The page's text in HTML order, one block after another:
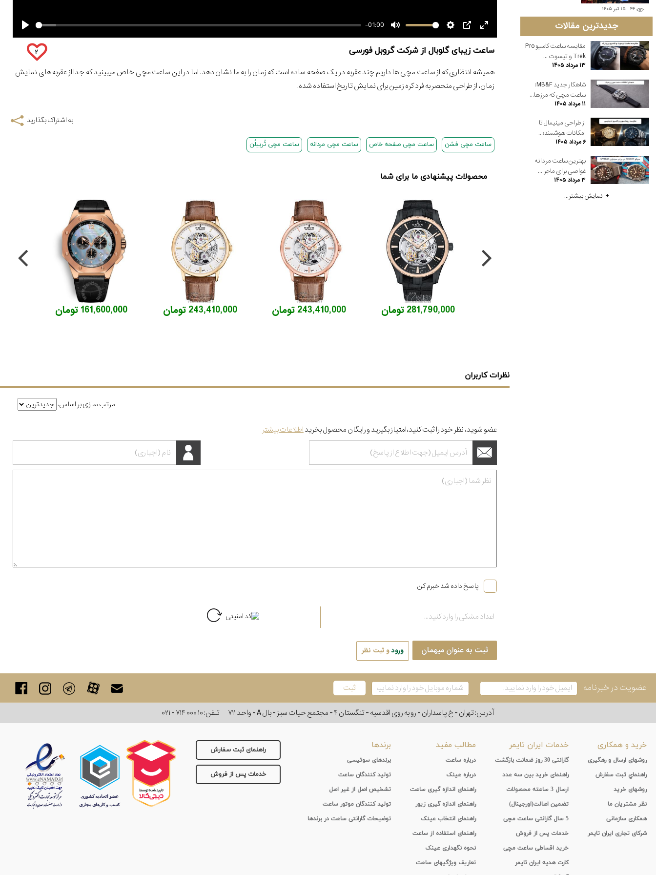
-01:00
ساعت زیبای گلوبال از شرکت گروبل فورسی ۲
همیشه انتظاری که از ساعت مچی ها داریم چند عقربه در یک صفحه ساده است که زمان را به ما نشان دهد. اما در این ساعت مچی خاص میبینید که جدا از عقربه های نمایش
زمان، از طراحی منحصر به فرد کره زمین برای نمایش تاریخ استفاده شده.
به اشتراک بگذارید
ساعت مچی فشن ساعت مچی صفحه خاص ساعت مچی مردانه ساعت مچی تُربیلُن
محصولات پیشنهادی ما برای شما
161,600,000 تومان 243,410,000 تومان 243,410,000 تومان 281,790,000 تومان
نظرات کاربران
مرتب سازی بر اساس:
عضو شوید، نظر خود را ثبت کنید،امتیاز بگیرید و رایگان محصول بخریداطلاعات بیشتر
پاسخ داده شد خبرم کن
ثبت به عنوان میهمان ورودو ثبت نظر
۴۴ ۱۵ تير ۱۴۰۵
جدیدترین مقالات
مقایسه ساعت کاسیو Pro
Trek و تیسوت ...
۱۳ مرداد ۱۴۰۵
شاهکار جدید MB&F:
ساعت مچی که مرزها...
۱۱ مرداد ۱۴۰۵
از طراحی مینیمال تا
امکانات هوشمند؛...
۶ مرداد ۱۴۰۵
بهترین ساعت مردانه
غواصی برای ماجرا...
۳ مرداد ۱۴۰۵
نمایش بیشتر...
عضویت در خبرنامه
آدرس: تهران - خ پاسداران - رو به روی اقدسیه - تنگستان ۴ - مجتمع حیات سبز - بال A - واحد ۷۱۱ تلفن:۰۲۱ - ۷۱۴ ۰۰۰ ۱۰
راهنمای ثبت سفارش
خدمات پس از فروش
خرید و همکاری
روشهای ارسال و رهگیری
راهنماي ثبت سفارش
روشهای خرید
نظر مشتریان ما
همکاری سازمانی
شرکای تجاری ایران تایمر
خدمات ایران تایمر
گارانتی 30 روز ضمانت بازگشت
راهنمای خرید بین سه عدد
ارسال 3 ساعته محصولات
تضمین اصالت(اورجینال)
5 سال گارانتی ساعت مچی
خدمات پس از فروش
خرید اقساطی ساعت مچی
کارت هدیه ایران تایمر
مطالب مفید
درباره ساعت
درباره عینک
راهنمای اندازه گیری ساعت
راهنمای اندازه گیری زیور
راهنمای انتخاب عینک
راهنمای استفاده از ساعت
نحوه نگهداری عینک
تعاریف ویژگیهای ساعت
برندها
برندهای سوئیسی
تولید کنندگان ساعت
تشخیص اصل از غیر اصل
تولید کنندگان موتور ساعت
توضیحات گارانتی ساعت در برندها